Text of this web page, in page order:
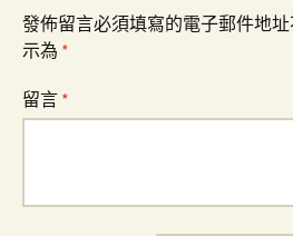
覽
發佈留言必須填寫的電子郵件地址
示為 *
留言 *